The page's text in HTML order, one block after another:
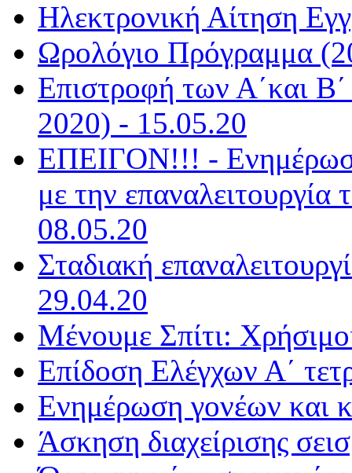
Ηλεκτρονική Αίτηση
Ωρολόγιο Πρόγραμμα
Επιστροφή των Α΄και
2020) - 15.05.20
ΕΠΕΙΓΟΝ!!! -
με την
08.05.20
Σταδιακή
29.04.20
Μένουμε Σπίτι:
Επίδοση Ελέγχων Α΄
Ενημέρωση γονέων και
Άσκηση διαχείρισης